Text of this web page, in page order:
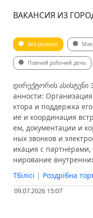
ВАКАНСИЯ ИЗ
Без резюме Має
Повний робочий день
დირექტორის ასისტენი
анности:
ктора и поддержка
ие и координация
ем, документации и
ных звонков и
икация с
нирование
Тбілісі | Роздрібна
09.07.2026 15:07